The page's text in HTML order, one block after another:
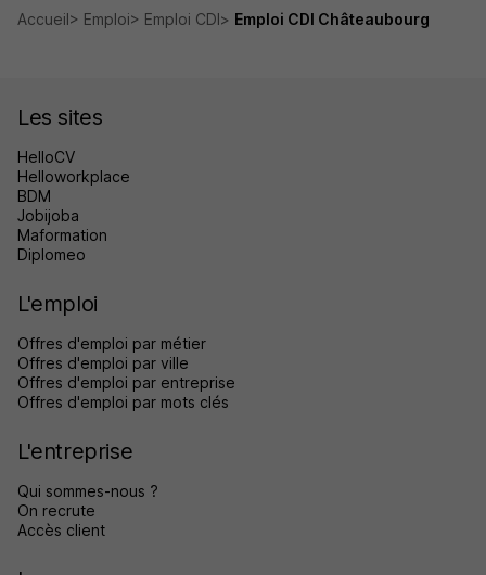
Accueil Emploi Emploi CDI Emploi CDI Châteaubourg
Les sites
HelloCV
Helloworkplace
BDM
Jobijoba
Maformation
Diplomeo
L'emploi
Offres d'emploi par métier
Offres d'emploi par ville
Offres d'emploi par entreprise
Offres d'emploi par mots clés
L'entreprise
Qui sommes-nous ?
On recrute
Accès client